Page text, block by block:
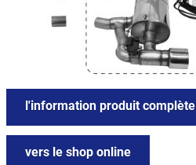
l'information produit complète
vers le shop online